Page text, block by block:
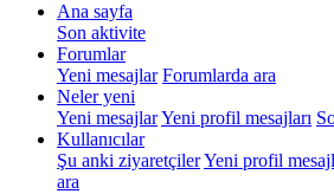
Ana sayfa
Son aktivite
Forumlar
Yeni mesajlar Forumlarda ara
Neler yeni
Yeni mesajlarYeni profil mesajları
Kullanıcılar
Şu anki ziyaretçilerYeni profil
ara